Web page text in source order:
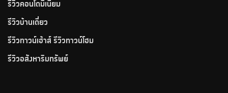
รีวิวคอนโดมิเนียม
รีวิวบ้านเดี่ยว
รีวิวทาวน์เฮ้าส์ รีวิวทาวน์โฮม
รีวิวอสังหาริมทรัพย์